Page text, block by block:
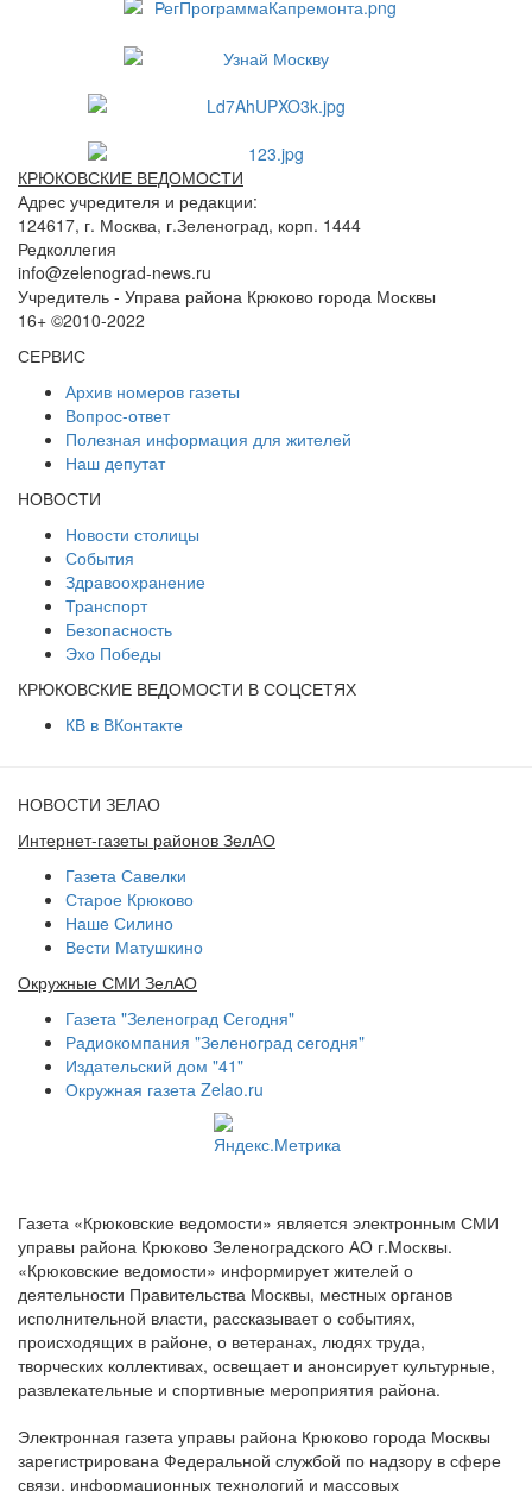
КРЮКОВСКИЕ ВЕДОМОСТИ
Адрес учредителя и редакции:
124617, г. Москва, г.Зеленоград, корп. 1444
Редколлегия
info@zelenograd-news.ru
Учредитель - Управа района Крюково города Москвы
16+ ©2010-2022
СЕРВИС
Архив номеров газеты
Вопрос-ответ
Полезная информация для жителей
Наш депутат
НОВОСТИ
Новости столицы
События
Здравоохранение
Транспорт
Безопасность
Эхо Победы
КРЮКОВСКИЕ ВЕДОМОСТИ В СОЦСЕТЯХ
КВ в ВКонтакте
НОВОСТИ ЗЕЛАО
Интернет-газеты районов ЗелАО
Газета Савелки
Старое Крюково
Наше Силино
Вести Матушкино
Окружные СМИ ЗелАО
Газета "Зеленоград Сегодня"
Радиокомпания "Зеленоград сегодня"
Издательский дом "41"
Окружная газета Zelao.ru
Газета «Крюковские ведомости» является электронным СМИ
управы района Крюково Зеленоградского АО г.Москвы.
«Крюковские ведомости» информирует жителей о
деятельности Правительства Москвы, местных органов
исполнительной власти, рассказывает о событиях,
происходящих в районе, о ветеранах, людях труда,
творческих коллективах, освещает и анонсирует культурные,
развлекательные и спортивные мероприятия района.
Электронная газета управы района Крюково города Москвы
зарегистрирована Федеральной службой по надзору в сфере
связи, информационных технологий и массовых